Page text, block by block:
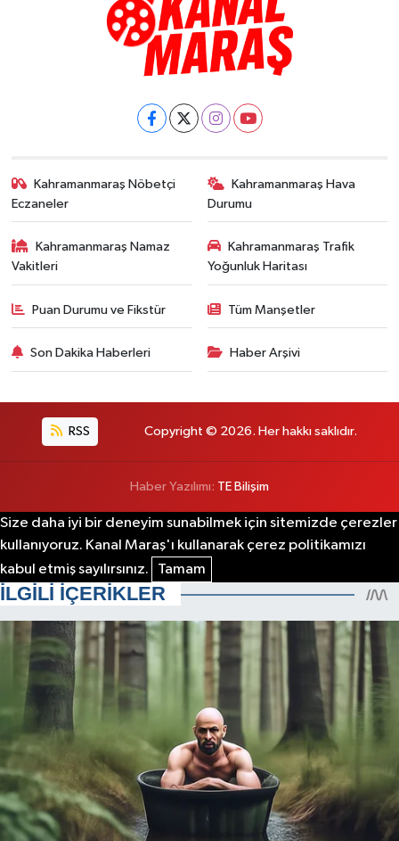
Kahramanmaraş Nöbetçi
Eczaneler
Kahramanmaraş Hava
Durumu
Kahramanmaraş Namaz
Vakitleri
Kahramanmaraş Trafik
Yoğunluk Haritası
Puan Durumu ve Fikstür Tüm Manşetler
Son Dakika Haberleri Haber Arşivi
RSS Copyright © 2026. Her hakkı saklıdır.
Haber Yazılımı: TE Bilişim
Size daha iyi bir deneyim sunabilmek için sitemizde çerezler
kullanıyoruz. Kanal Maraş'ı kullanarak çerez politikamızı
kabul etmiş sayılırsınız.
Tamam